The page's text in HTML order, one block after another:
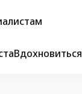
Вдохновиться